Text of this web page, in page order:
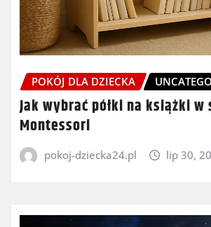
POKÓJ DLA DZIECKA
Jak wybrać półki na książki
Montessori
pokoj-dziecka24.pl lip 30,